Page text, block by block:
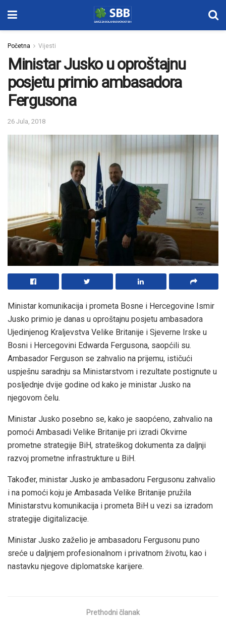
Početna Vijesti
Ministar Jusko u oproštajnu
posjetu primio ambasadora
Fergusona
26 Jula, 2018
Ministar komunikacija i prometa Bosne i Hercegovine Ismir
Jusko primio je danas u oproštajnu posjetu ambasadora
Ujedinjenog Kraljevstva Velike Britanije i Sjeverne Irske u
Bosni i Hercegovini Edwarda Fergusona, saopćili su.
Ambasador Ferguson se zahvalio na prijemu, ističući
uspješnu saradnju sa Ministarstvom i rezultate postignute u
posljednje dvije godine od kako je ministar Jusko na
njegovom čelu.
Ministar Jusko posebno se, kako je saopćeno, zahvalio na
pomoći Ambasadi Velike Britanije pri izradi Okvirne
prometne strategije BiH, strateškog dokumenta za daljnji
razvoj prometne infrastrukture u BiH.
Također, ministar Jusko je ambasadoru Fergusonu zahvalio
i na pomoći koju je Ambasada Velike Britanije pružila
Ministarstvu komunikacija i prometa BiH u vezi sa izradom
strategije digitalizacije.
Ministar Jusko zaželio je ambasadoru Fergusonu puno
sreće u daljnjem profesionalnom i privatnom životu, kao i
nastavku njegove diplomatske karijere.
Prethodni članak